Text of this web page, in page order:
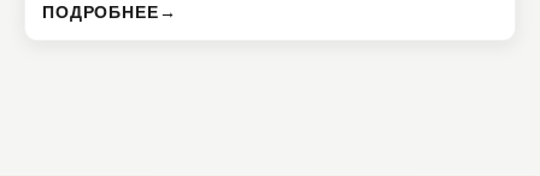
ПОДРОБНЕЕ→